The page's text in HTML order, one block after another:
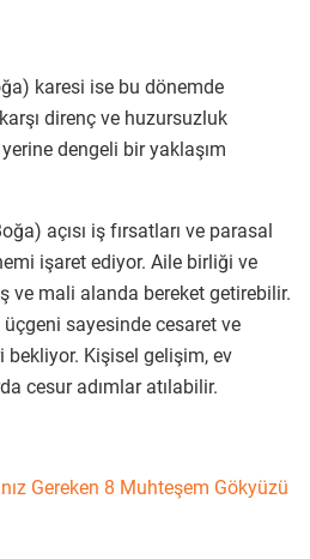
karesi ise bu dönemde
direnç ve huzursuzluk
dengeli bir yaklaşım
açısı iş fırsatları ve parasal
işaret ediyor. Aile birliği ve
ve mali alanda bereket getirebilir.
sayesinde cesaret ve
Kişisel gelişim, ev
cesur adımlar atılabilir.
Gereken 8 Muhteşem Gökyüzü